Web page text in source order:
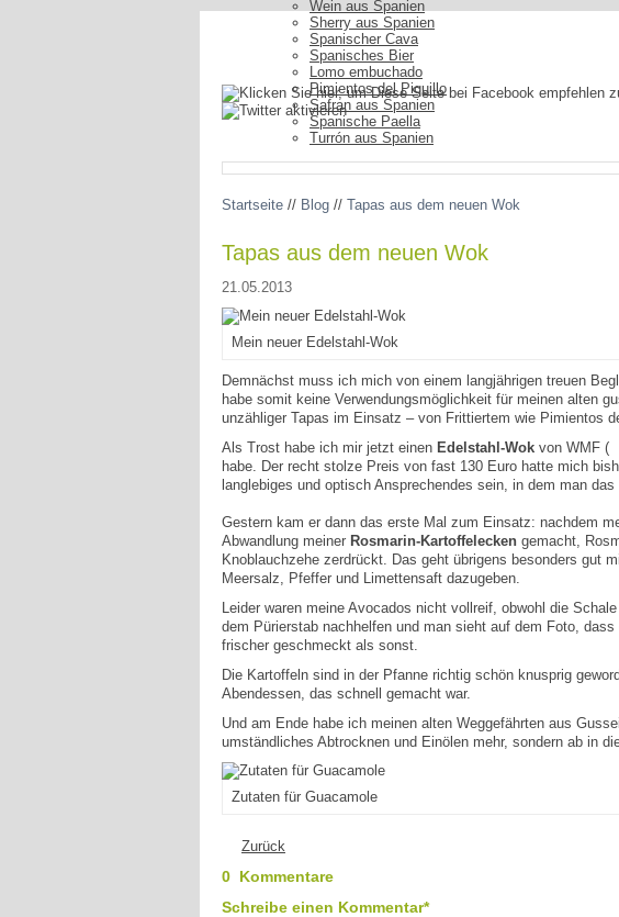
Wein aus Spanien
Sherry aus Spanien
Spanischer Cava
Spanisches Bier
Lomo embuchado
Pimientos del Piquillo
Safran aus Spanien
Spanische Paella
Turrón aus Spanien
Startseite // Blog // Tapas aus dem neuen Wok
Tapas aus dem neuen Wok
21.05.2013
Mein neuer Edelstahl-Wok
Demnächst muss ich mich von einem langjährigen treuen
habe somit keine Verwendungsmöglichkeit für meinen alten
unzähliger Tapas im Einsatz – von Frittiertem wie Pimientos
Als Trost habe ich mir jetzt einen Edelstahl-Wok von WMF (
habe. Der recht stolze Preis von fast 130 Euro hatte mich
langlebiges und optisch Ansprechendes sein, in dem man
Gestern kam er dann das erste Mal zum Einsatz: nachdem
Abwandlung meiner Rosmarin-Kartoffelecken gemacht,
Knoblauchzehe zerdrückt. Das geht übrigens besonders gut
Meersalz, Pfeffer und Limettensaft dazugeben.
Leider waren meine Avocados nicht vollreif, obwohl die
dem Pürierstab nachhelfen und man sieht auf dem Foto,
frischer geschmeckt als sonst.
Die Kartoffeln sind in der Pfanne richtig schön knusprig
Abendessen, das schnell gemacht war.
Und am Ende habe ich meinen alten Weggefährten aus
umständliches Abtrocknen und Einölen mehr, sondern ab in
Zutaten für Guacamole
Zurück
0 Kommentare
Schreibe einen Kommentar*